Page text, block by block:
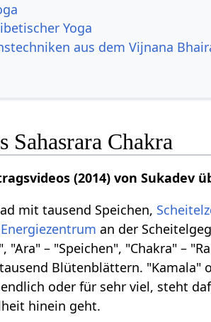
Yoga
aus dem Vijnana
Sahasrara Chakra
(2014) von Sukadev
mit tausend Speichen,
Energiezentrum an der
"Ara" – "Speichen", "Chakra" –
Blütenblättern. "Kamala"
oder für sehr viel, steht
hinein geht.